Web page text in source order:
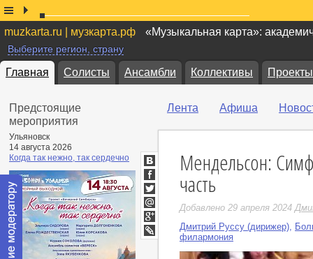
muzkarta.ru | музкарта.рф «Музыкальная карта»:
Выберите регион, страну
Главная Солисты Ансамбли Коллективы Проекты
Предстоящие
мероприятия
Ульяновск
14 августа 2026
Когда так нежно, так сердечно
Лента Афиша
Мендельсон:
часть
Добавлено 29 апреля 2024
Дмитрий Руссу (дирижер)
филармония
ВКонтакте
Facebook
Twitter
Мой
Мир
Google+
LiveJournal